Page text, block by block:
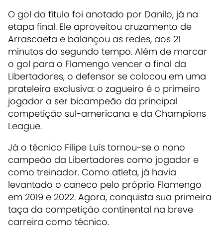
O gol do título foi anotado por Danilo, já na
etapa final. Ele aproveitou cruzamento de
Arrascaeta e balançou as redes, aos 21
minutos do segundo tempo. Além de marcar
o gol para o Flamengo vencer a final da
Libertadores, o defensor se colocou em uma
prateleira exclusiva: o zagueiro é o primeiro
jogador a ser bicampeão da principal
competição sul-americana e da Champions
League.
Já o técnico Filipe Luís tornou-se o nono
campeão da Libertadores como jogador e
como treinador. Como atleta, já havia
levantado o caneco pelo próprio Flamengo
em 2019 e 2022. Agora, conquista sua primeira
taça da competição continental na breve
carreira como técnico.